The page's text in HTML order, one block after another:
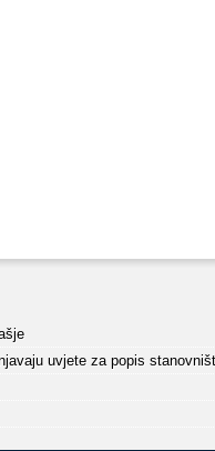
uvjete za popis